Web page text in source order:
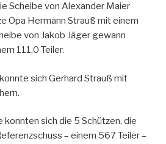
Scheibe von Alexander Maier
Opa Hermann Strauß mit einem
von Jakob Jäger gewann
111,0 Teiler.
sich Gerhard Strauß mit
konnten sich die 5 Schützen, die
– einem 567 Teiler –